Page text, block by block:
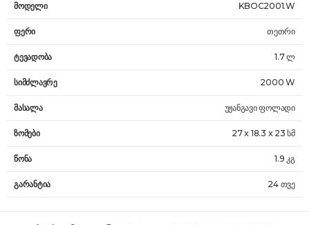
მოდელი KBOC2001.W
ფერი თეთრი
ტევადობა 1.7 ლ
სიმძლავრე 2000 W
მასალა უჟანგავი ფოლადი
ზომები 27 x 18.3 x 23 სმ
წონა 1.9 კგ
გარანტია 24 თვე